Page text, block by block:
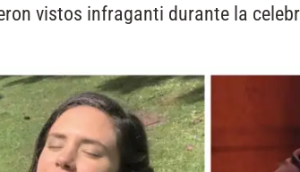
vistos infraganti durante la